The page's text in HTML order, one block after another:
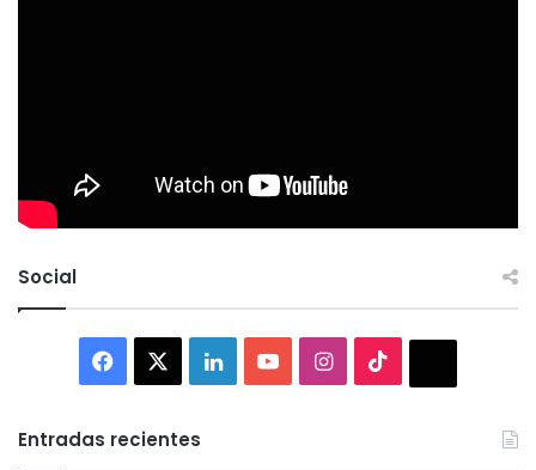
Social
Facebook LinkedInYouTubeInstagram
Entradas recientes